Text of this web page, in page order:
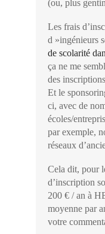
(ou, plus
Les frais
d »ingénieurs
de scolarité
ça ne me
des
Et le
ci, avec de
écoles/
par exemple,
réseaux
Cela dit, pour
d’inscription
200 € / an à
moyenne par
votre